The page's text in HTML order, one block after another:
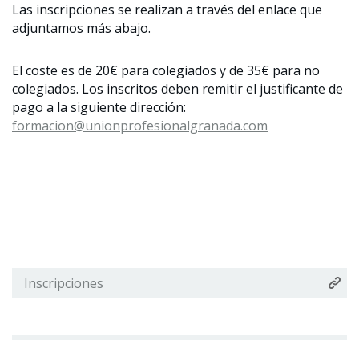
Las inscripciones se realizan a través del enlace que
adjuntamos más abajo.
El coste es de 20€ para colegiados y de 35€ para no
colegiados. Los inscritos deben remitir el justificante de
pago a la siguiente dirección:
formacion@unionprofesionalgranada.com
Inscripciones